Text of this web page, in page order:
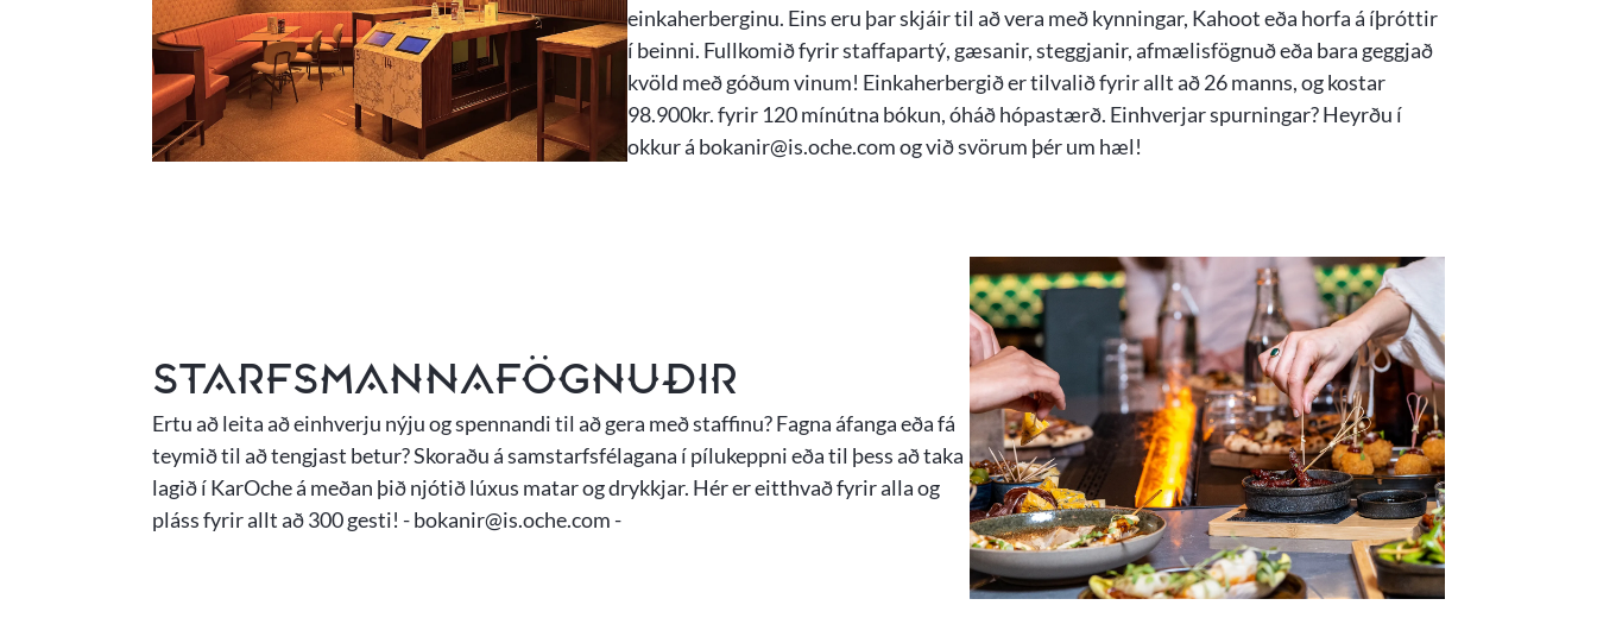
einkaherberginu. Eins eru þar skjáir til að vera með kynningar, Kahoot eða horfa á íþróttir
í beinni. Fullkomið fyrir staffapartý, gæsanir, steggjanir, afmælisfögnuð eða bara geggjað
kvöld með góðum vinum! Einkaherbergið er tilvalið fyrir allt að 26 manns, og kostar
98.900kr. fyrir 120 mínútna bókun, óháð hópastærð. Einhverjar spurningar? Heyrðu í
okkur á bokanir@is.oche.com og við svörum þér um hæl!
Starfsmannafögnuðir
Ertu að leita að einhverju nýju og spennandi til að gera með staffinu? Fagna áfanga eða fá
teymið til að tengjast betur? Skoraðu á samstarfsfélagana í pílukeppni eða til þess að taka
lagið í KarOche á meðan þið njótið lúxus matar og drykkjar. Hér er eitthvað fyrir alla og
pláss fyrir allt að 300 gesti! - bokanir@is.oche.com -